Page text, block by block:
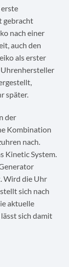
gebracht
nach einer
auch den
als erster
später.
der
Kombination
nach.
Kinetic System.
Wird die Uhr
sich nach
aktuelle
sich damit